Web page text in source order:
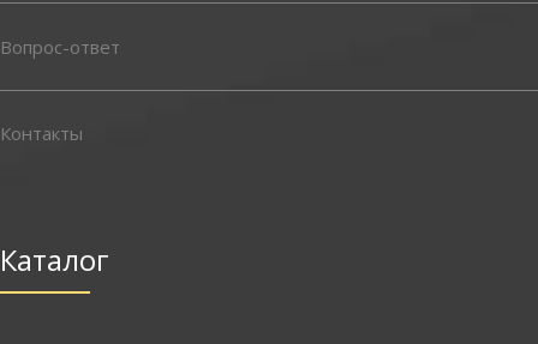
Вопрос-ответ
Контакты
Каталог